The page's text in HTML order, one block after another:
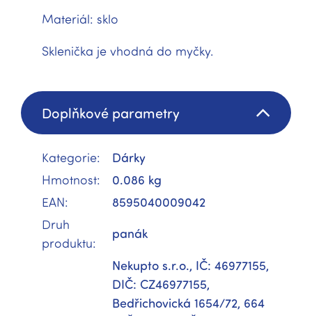
Materiál: sklo
Sklenička je vhodná do myčky.
Doplňkové parametry
Kategorie:
Dárky
Hmotnost:
0.086 kg
EAN:
8595040009042
Druh
produktu:
panák
Nekupto s.r.o., IČ: 46977155,
DIČ: CZ46977155,
Bedřichovická 1654/72, 664